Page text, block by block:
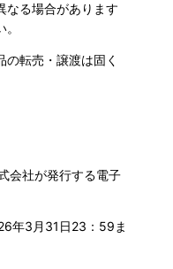
なる場合があります
の転売 ・譲渡は固く
会社が発行する電子
年3月31日23：59ま